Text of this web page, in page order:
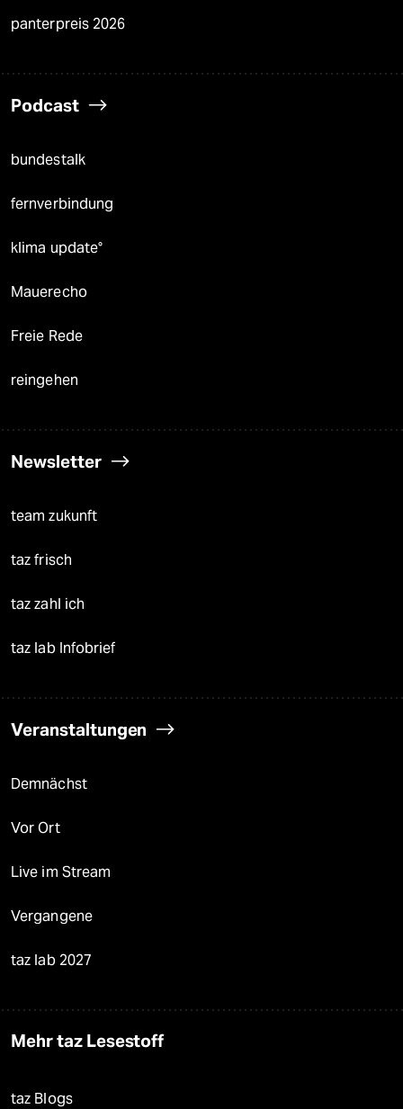
panterpreis 2026
Podcast
bundestalk
fernverbindung
klima update°
Mauerecho
Freie Rede
reingehen
Newsletter
team zukunft
taz frisch
taz zahl ich
taz lab Infobrief
Veranstaltungen
Demnächst
Vor Ort
Live im Stream
Vergangene
taz lab 2027
Mehr taz Lesestoff
taz Blogs